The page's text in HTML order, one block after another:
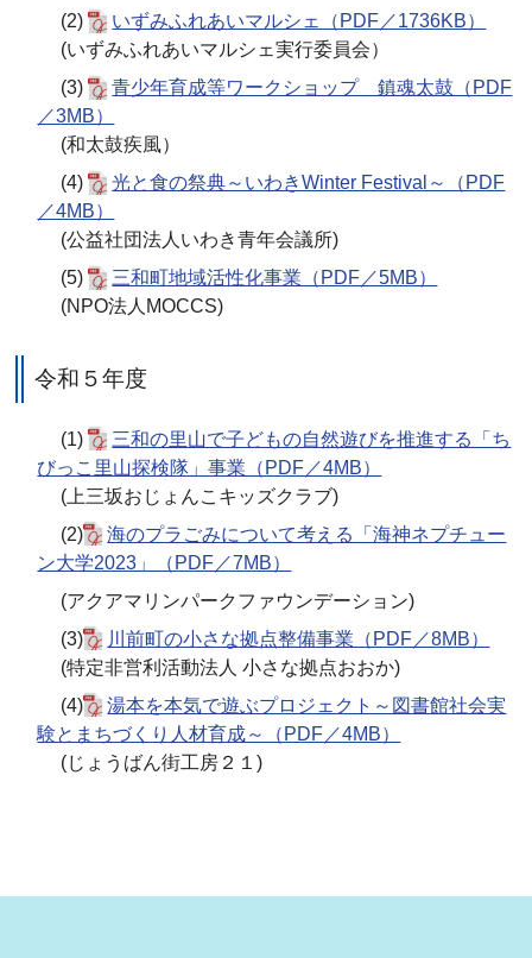
(2)
いずみふれあいマルシェ（PDF／1736KB）
(いずみふれあいマルシェ実行委員会）
(3)
青少年育成等ワークショップ 鎮魂太鼓（PDF
／3MB）
(和太鼓疾風）
(4)
光と食の祭典～いわきWinter Festival～（PDF
／4MB）
(公益社団法人いわき青年会議所)
(5)
三和町地域活性化事業（PDF／5MB）
(NPO法人MOCCS)
令和５年度
(1)
三和の里山で子どもの自然遊びを推進する「ち
びっこ里山探検隊」事業（PDF／4MB）
(上三坂おじょんこキッズクラブ)
(2)
海のプラごみについて考える「海神ネプチュー
ン大学2023」（PDF／7MB）
(アクアマリンパークファウンデーション)
(3)
川前町の小さな拠点整備事業（PDF／8MB）
(特定非営利活動法人 小さな拠点おおか)
(4)
湯本を本気で遊ぶプロジェクト～図書館社会実
験とまちづくり人材育成～（PDF／4MB）
(じょうばん街工房２１)